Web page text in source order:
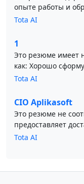
опыте работы и
Tota AI
1
Это резюме имеет
как: Хорошо
Tota AI
CIO Aplikasoft
Это резюме не
предоставляет
Tota AI